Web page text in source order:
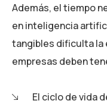
Además, el tiempo
en inteligencia
tangibles dificulta la
empresas deben
El ciclo de vida